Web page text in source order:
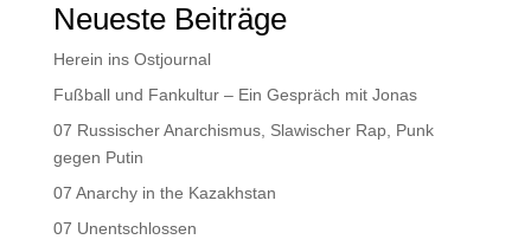
Neueste Beiträge
Herein ins Ostjournal
Fußball und Fankultur – Ein Gespräch mit Jonas
07 Russischer Anarchismus, Slawischer Rap, Punk
gegen Putin
07 Anarchy in the Kazakhstan
07 Unentschlossen